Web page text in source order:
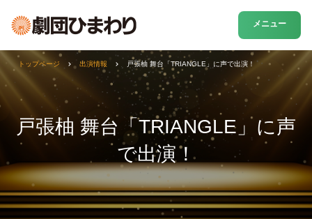
メニュー
戸張柚 舞台「TRIANGLE」に声
で出演！
トップページ 出演情報 戸張柚 舞台「TRIANGLE」に声で出演！